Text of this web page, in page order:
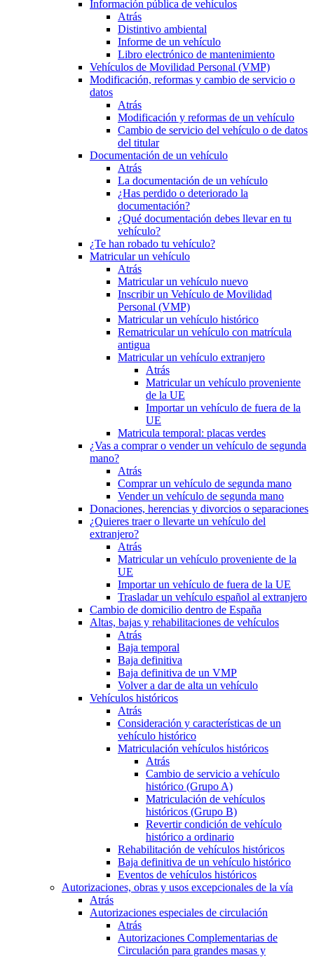
Información pública de vehículos
Atrás
Distintivo ambiental
Informe de un vehículo
Libro electrónico de mantenimiento
Vehículos de Movilidad Personal (VMP)
Modificación, reformas y cambio de servicio o
datos
Atrás
Modificación y reformas de un vehículo
Cambio de servicio del vehículo o de datos
del titular
Documentación de un vehículo
Atrás
La documentación de un vehículo
¿Has perdido o deteriorado la
documentación?
¿Qué documentación debes llevar en tu
vehículo?
¿Te han robado tu vehículo?
Matricular un vehículo
Atrás
Matricular un vehículo nuevo
Inscribir un Vehículo de Movilidad
Personal (VMP)
Matricular un vehículo histórico
Rematricular un vehículo con matrícula
antigua
Matricular un vehículo extranjero
Atrás
Matricular un vehículo proveniente
de la UE
Importar un vehículo de fuera de la
UE
Matricula temporal: placas verdes
¿Vas a comprar o vender un vehículo de segunda
mano?
Atrás
Comprar un vehículo de segunda mano
Vender un vehículo de segunda mano
Donaciones, herencias y divorcios o separaciones
¿Quieres traer o llevarte un vehículo del
extranjero?
Atrás
Matricular un vehículo proveniente de la
UE
Importar un vehículo de fuera de la UE
Trasladar un vehículo español al extranjero
Cambio de domicilio dentro de España
Altas, bajas y rehabilitaciones de vehículos
Atrás
Baja temporal
Baja definitiva
Baja definitiva de un VMP
Volver a dar de alta un vehículo
Vehículos históricos
Atrás
Consideración y características de un
vehículo histórico
Matriculación vehículos históricos
Atrás
Cambio de servicio a vehículo
histórico (Grupo A)
Matriculación de vehículos
históricos (Grupo B)
Revertir condición de vehículo
histórico a ordinario
Rehabilitación de vehículos históricos
Baja definitiva de un vehículo histórico
Eventos de vehículos históricos
Autorizaciones, obras y usos excepcionales de la vía
Atrás
Autorizaciones especiales de circulación
Atrás
Autorizaciones Complementarias de
Circulación para grandes masas y